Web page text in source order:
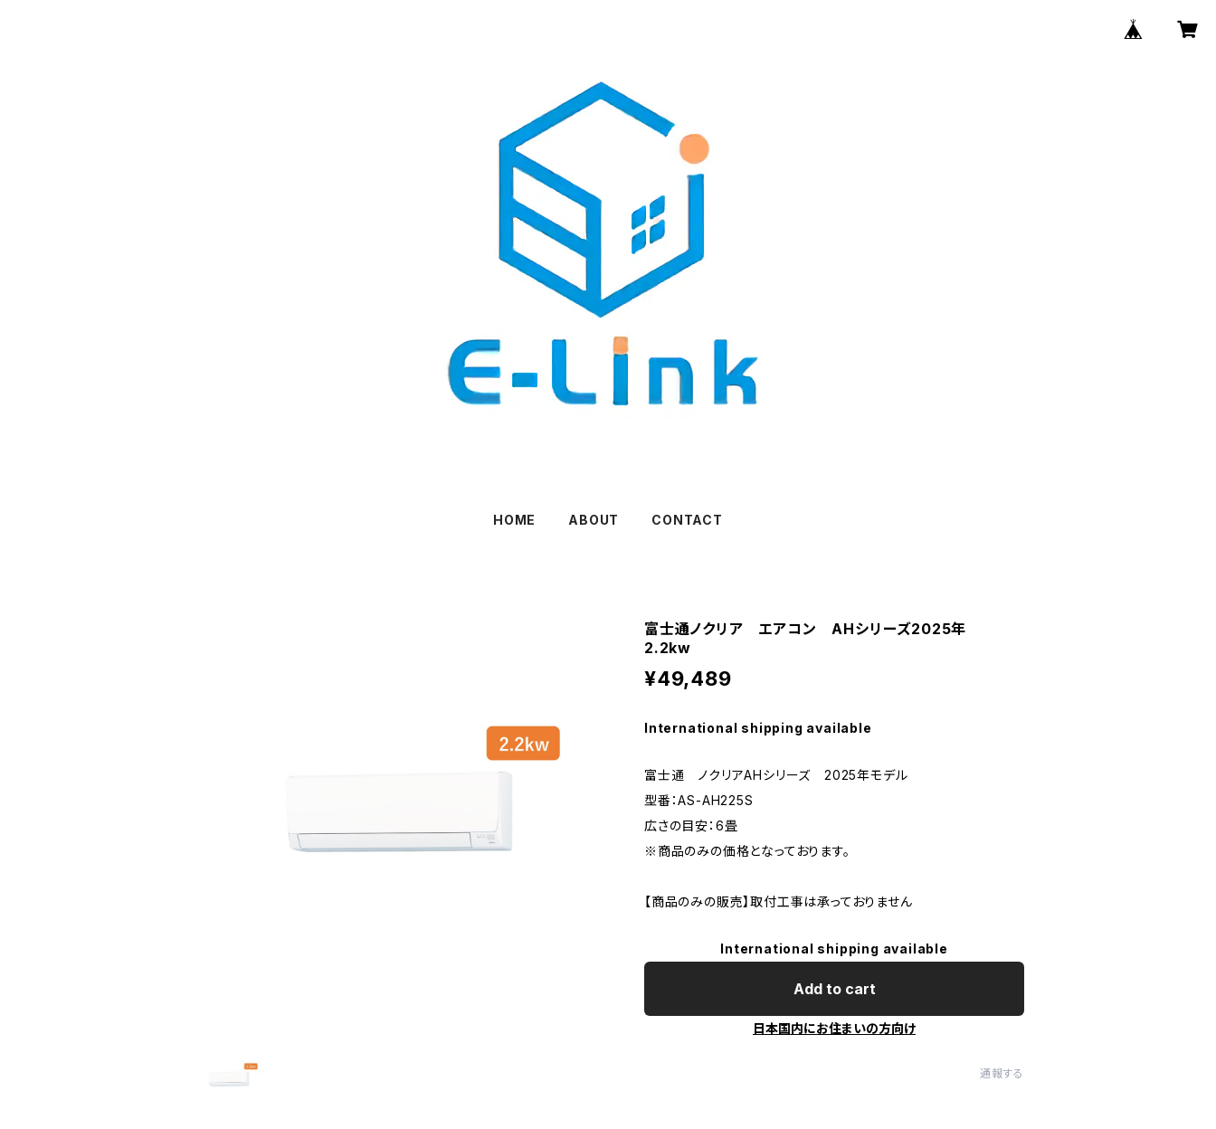
HOME ABOUT CONTACT
富士通ノクリア エアコン AHシリーズ2025年
2.2kw
¥49,489
International shipping available
富士通 ノクリアAHシリーズ 2025年モデル
型番：AS-AH225S
広さの目安：6畳
※商品のみの価格となっております。
【商品のみの販売】取付工事は承っておりません
International shipping available
Add to cart
日本国内にお住まいの方向け
通報する